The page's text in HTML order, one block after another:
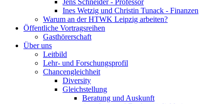
Ines Wetzig und Christin Tunack - Finanzen
Warum an der HTWK Leipzig arbeiten?
Öffentliche Vortragsreihen
Gasthörerschaft
Über uns
Leitbild
Lehr- und Forschungsprofil
Chancengleichheit
Diversity
Gleichstellung
Beratung und Auskunft